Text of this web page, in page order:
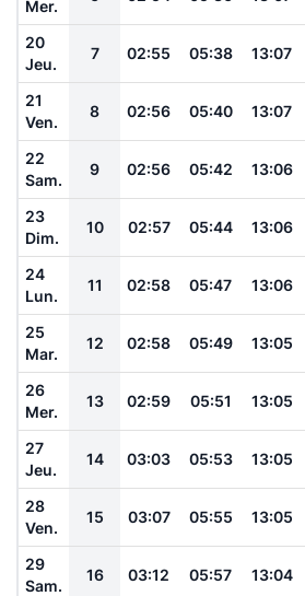
Mer.
20
Jeu.
7 02:55 05:38 13:07
21
Ven.
8 02:56 05:40 13:07
22
Sam.
9 02:56 05:42 13:06
23
Dim.
10 02:57 05:44 13:06
24
Lun.
11 02:58 05:47 13:06
25
Mar.
12 02:58 05:49 13:05
26
Mer.
13 02:59 05:51 13:05
27
Jeu.
14 03:03 05:53 13:05
28
Ven.
15 03:07 05:55 13:05
29
Sam.
16 03:12 05:57 13:04